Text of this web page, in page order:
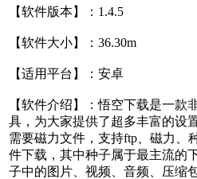
【软件版本】：1.4.5
【软件大小】：36.30m
【适用平台】：安卓
【软件介绍】：悟空下载是一款
具，为大家提供了超多丰富的设
需要磁力文件，支持ftp、磁力、
件下载，其中种子属于最主流的
子中的图片、视频、音频、压缩